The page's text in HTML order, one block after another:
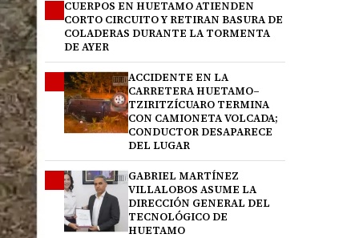
CUERPOS EN HUETAMO ATIENDEN
CORTO CIRCUITO Y RETIRAN BASURA DE
COLADERAS DURANTE LA TORMENTA
DE AYER
ACCIDENTE EN LA
CARRETERA HUETAMO–
TZIRITZÍCUARO TERMINA
CON CAMIONETA VOLCADA;
CONDUCTOR DESAPARECE
DEL LUGAR
GABRIEL MARTÍNEZ
VILLALOBOS ASUME LA
DIRECCIÓN GENERAL DEL
TECNOLÓGICO DE
HUETAMO